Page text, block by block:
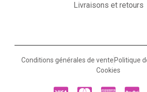
Livraisons et retours
Conditions générales de vente Politique
Cookies